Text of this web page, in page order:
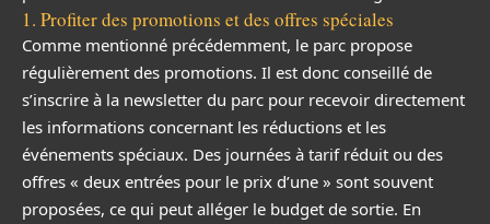
1. Profiter des promotions et des offres spéciales
Comme mentionné précédemment, le parc propose
régulièrement des promotions. Il est donc conseillé de
s’inscrire à la newsletter du parc pour recevoir directement
les informations concernant les réductions et les
événements spéciaux. Des journées à tarif réduit ou des
offres « deux entrées pour le prix d’une » sont souvent
proposées, ce qui peut alléger le budget de sortie. En